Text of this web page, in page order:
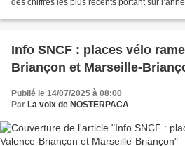
des chiffres les plus récents portant sur
Info SNCF : places vélo
Briançon et Marseille-
Publié le 14/07/2025 à 08:00
Par La voix de NOSTERPACA